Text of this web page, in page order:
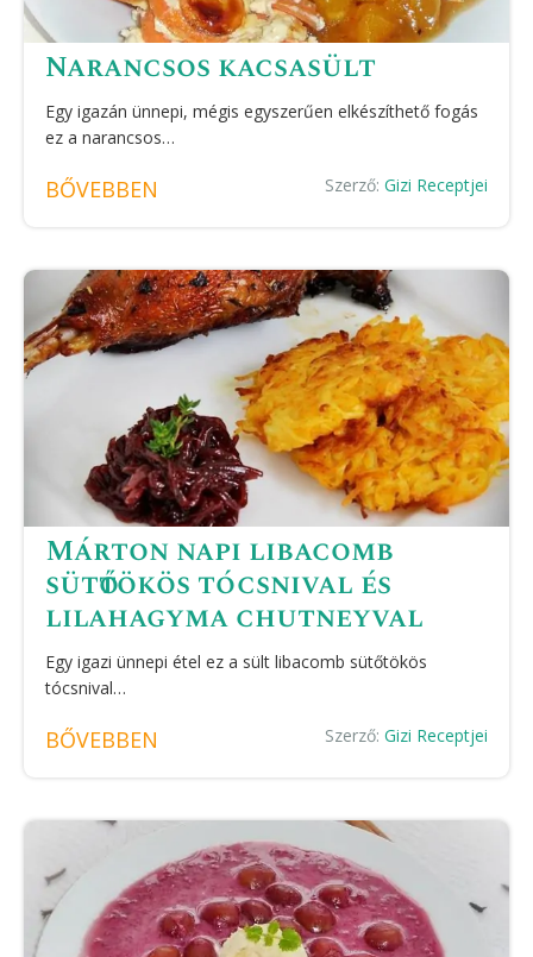
Narancsos kacsasült
Egy igazán ünnepi, mégis egyszerűen elkészíthető fogás
ez a narancsos…
BŐVEBBEN Szerző: Gizi Receptjei
Márton napi libacomb
sütőtökös tócsnival és
lilahagyma chutneyval
Egy igazi ünnepi étel ez a sült libacomb sütőtökös
tócsnival…
BŐVEBBEN Szerző: Gizi Receptjei